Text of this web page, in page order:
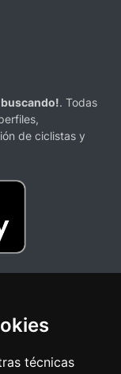
técnicas
. Todas
de ciclistas y